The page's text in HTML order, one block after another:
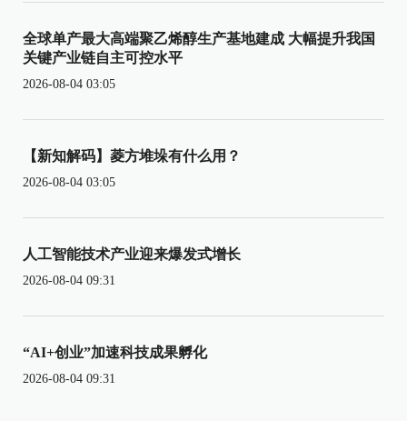
全球单产最大高端聚乙烯醇生产基地建成 大幅提升我国
关键产业链自主可控水平
2026-08-04 03:05
【新知解码】菱方堆垛有什么用？
2026-08-04 03:05
人工智能技术产业迎来爆发式增长
2026-08-04 09:31
“AI+创业”加速科技成果孵化
2026-08-04 09:31